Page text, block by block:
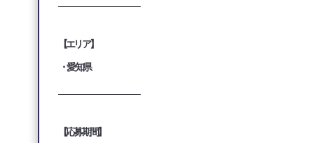
【エリア】
・愛知県
【応募期間】